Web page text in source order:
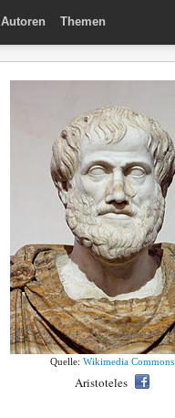
Autoren Themen
Quelle: Wikimedia Commons
Aristoteles